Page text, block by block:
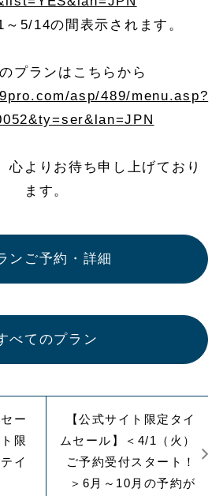
5/14の間表示されます。
プランはこちらから
asp/489/menu.asp?
心よりお待ち申し上げており
ます。
ンご予約・詳細
べてのプラン
ー
限
イ
【公式サイト限定タイ
ムセール】＜4/1（火）
ご予約受付スタート！
＞6月～10月の予約が